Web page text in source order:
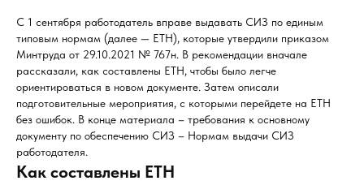
С 1 сентября работодатель вправе выдавать СИЗ по единым
типовым нормам (далее — ЕТН), которые утвердили приказом
Минтруда от 29.10.2021 № 767н. В рекомендации вначале
рассказали, как составлены ЕТН, чтобы было легче
ориентироваться в новом документе. Затем описали
подготовительные мероприятия, с которыми перейдете на ЕТН
без ошибок. В конце материала – требования к основному
документу по обеспечению СИЗ – Нормам выдачи СИЗ
работодателя.
Как составлены ЕТН